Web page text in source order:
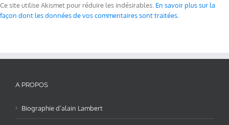
Ce site utilise Akismet pour réduire les indésirables. En savoir plus sur la
façon dont les données de vos commentaires sont traitées
A PROPOS
Biographie d’alain Lambert